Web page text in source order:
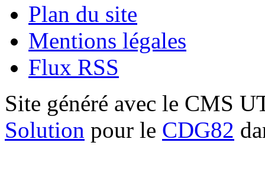
Plan du site
Mentions légales
Flux RSS
Site généré avec le CMS
Solution pour le CDG82